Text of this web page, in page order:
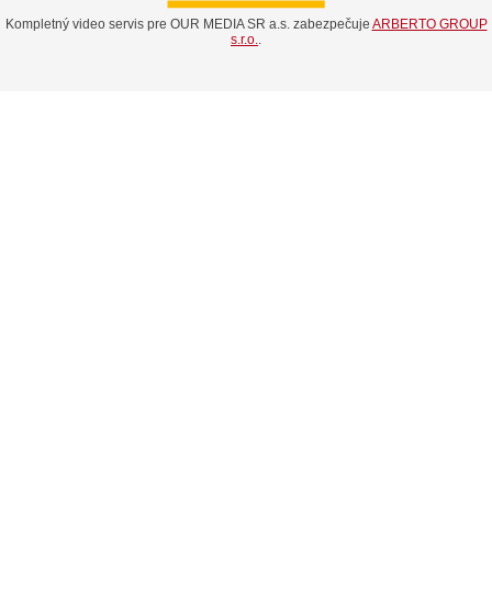
Kompletný video servis pre OUR MEDIA SR a.s. zabezpečuje ARBERTO GROUP
s.r.o..